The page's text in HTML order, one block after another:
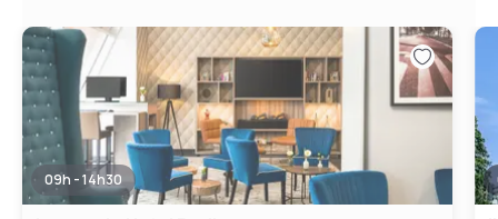
09h - 14h30